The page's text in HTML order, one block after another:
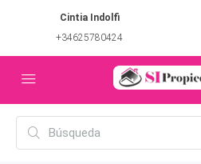
Cintia Indolfi
+34625780424